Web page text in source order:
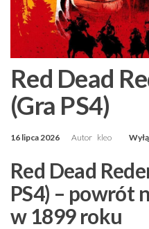
Red Dead
(Gra PS4)
16 lipca 2026 Autor kleo
Red Dead
PS4) – powrót
w 1899 roku